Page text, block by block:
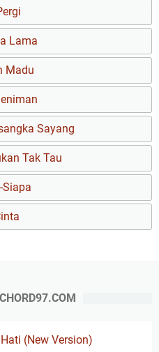
Lama
Madu
Sayang
Tak Tau
Siapa
(New Version)